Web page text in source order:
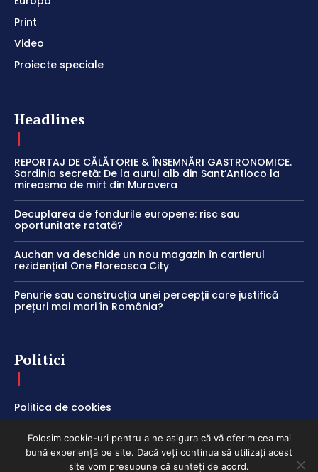
Print
Video
Proiecte speciale
Headlines
REPORTAJ DE CĂLĂTORIE & ÎNSEMNĂRI GASTRONOMICE.
Sardinia secretă: De la aurul alb din Sant’Antioco la
mireasma de mirt din Muravera
Decuplarea de fondurile europene: risc sau
oportunitate ratată?
Auchan va deschide un nou magazin în cartierul
rezidențial One Floreasca City
Penurie sau construcția unei percepții care justifică
prețuri mai mari în România?
Politici
Politica de cookies
Politica de Confidențialitate
Folosim cookie-uri pentru a ne asigura că vă oferim cea mai
bună experiență pe site. Dacă veți continua să utilizați acest
site vom presupune că sunteți de acord.